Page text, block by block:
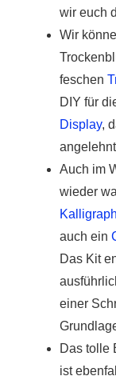
wir euch
Wir
feschen
DIY für
Display,
Auch im
wieder
auch ein
Das Kit
einer
Das tolle
ist